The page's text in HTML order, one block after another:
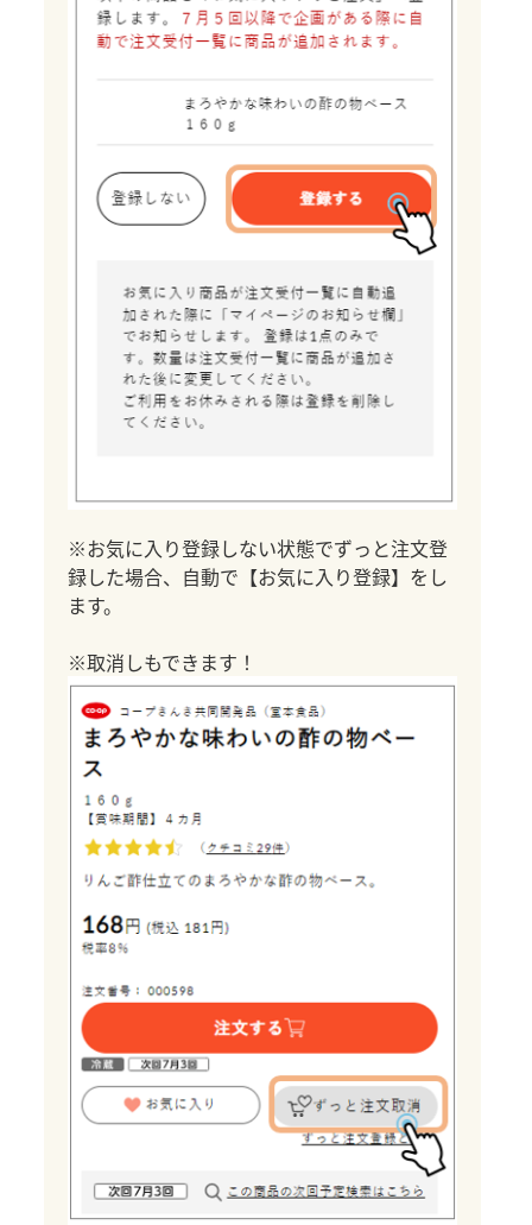
※お気に入り登録しない状態でずっと注文登
録した場合、自動で【お気に入り登録】をし
ます。
※取消しもできます！